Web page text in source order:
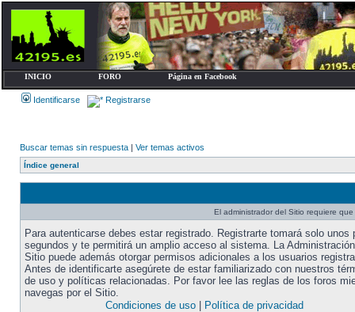
INICIO FORO Página en Facebook
Identificarse Registrarse
Buscar temas sin respuesta | Ver temas activos
Índice general
El administrador del Sitio requiere
Para autenticarse debes estar registrado. Registrarte tomará solo unos
segundos y te permitirá un amplio acceso al sistema. La
Sitio puede además otorgar permisos adicionales a los usuarios
Antes de identificarte asegúrete de estar familiarizado con nuestros
de uso y políticas relacionadas. Por favor lee las reglas de los foros
navegas por el Sitio.
Condiciones de uso| Política de privacidad